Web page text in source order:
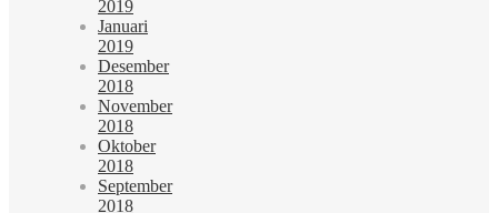
2019
Januari
2019
Desember
2018
November
2018
Oktober
2018
September
2018